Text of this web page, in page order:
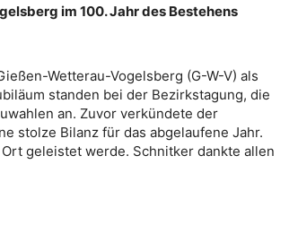
im 100. Jahr des Bestehens
Wetterau-Vogelsberg (G-W-V) als
standen bei der Bezirkstagung, die
an. Zuvor verkündete der
stolze Bilanz für das abgelaufene Jahr.
geleistet werde. Schnitker dankte allen